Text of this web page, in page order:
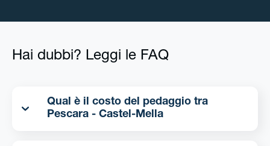
Hai dubbi? Leggi le FAQ
Qual è il costo del pedaggio tra
Pescara - Castel-Mella